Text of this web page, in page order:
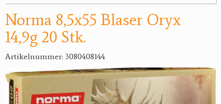
Norma 8,5x55 Blaser Oryx
14,9g 20 Stk.
Artikelnummer: 3080408144